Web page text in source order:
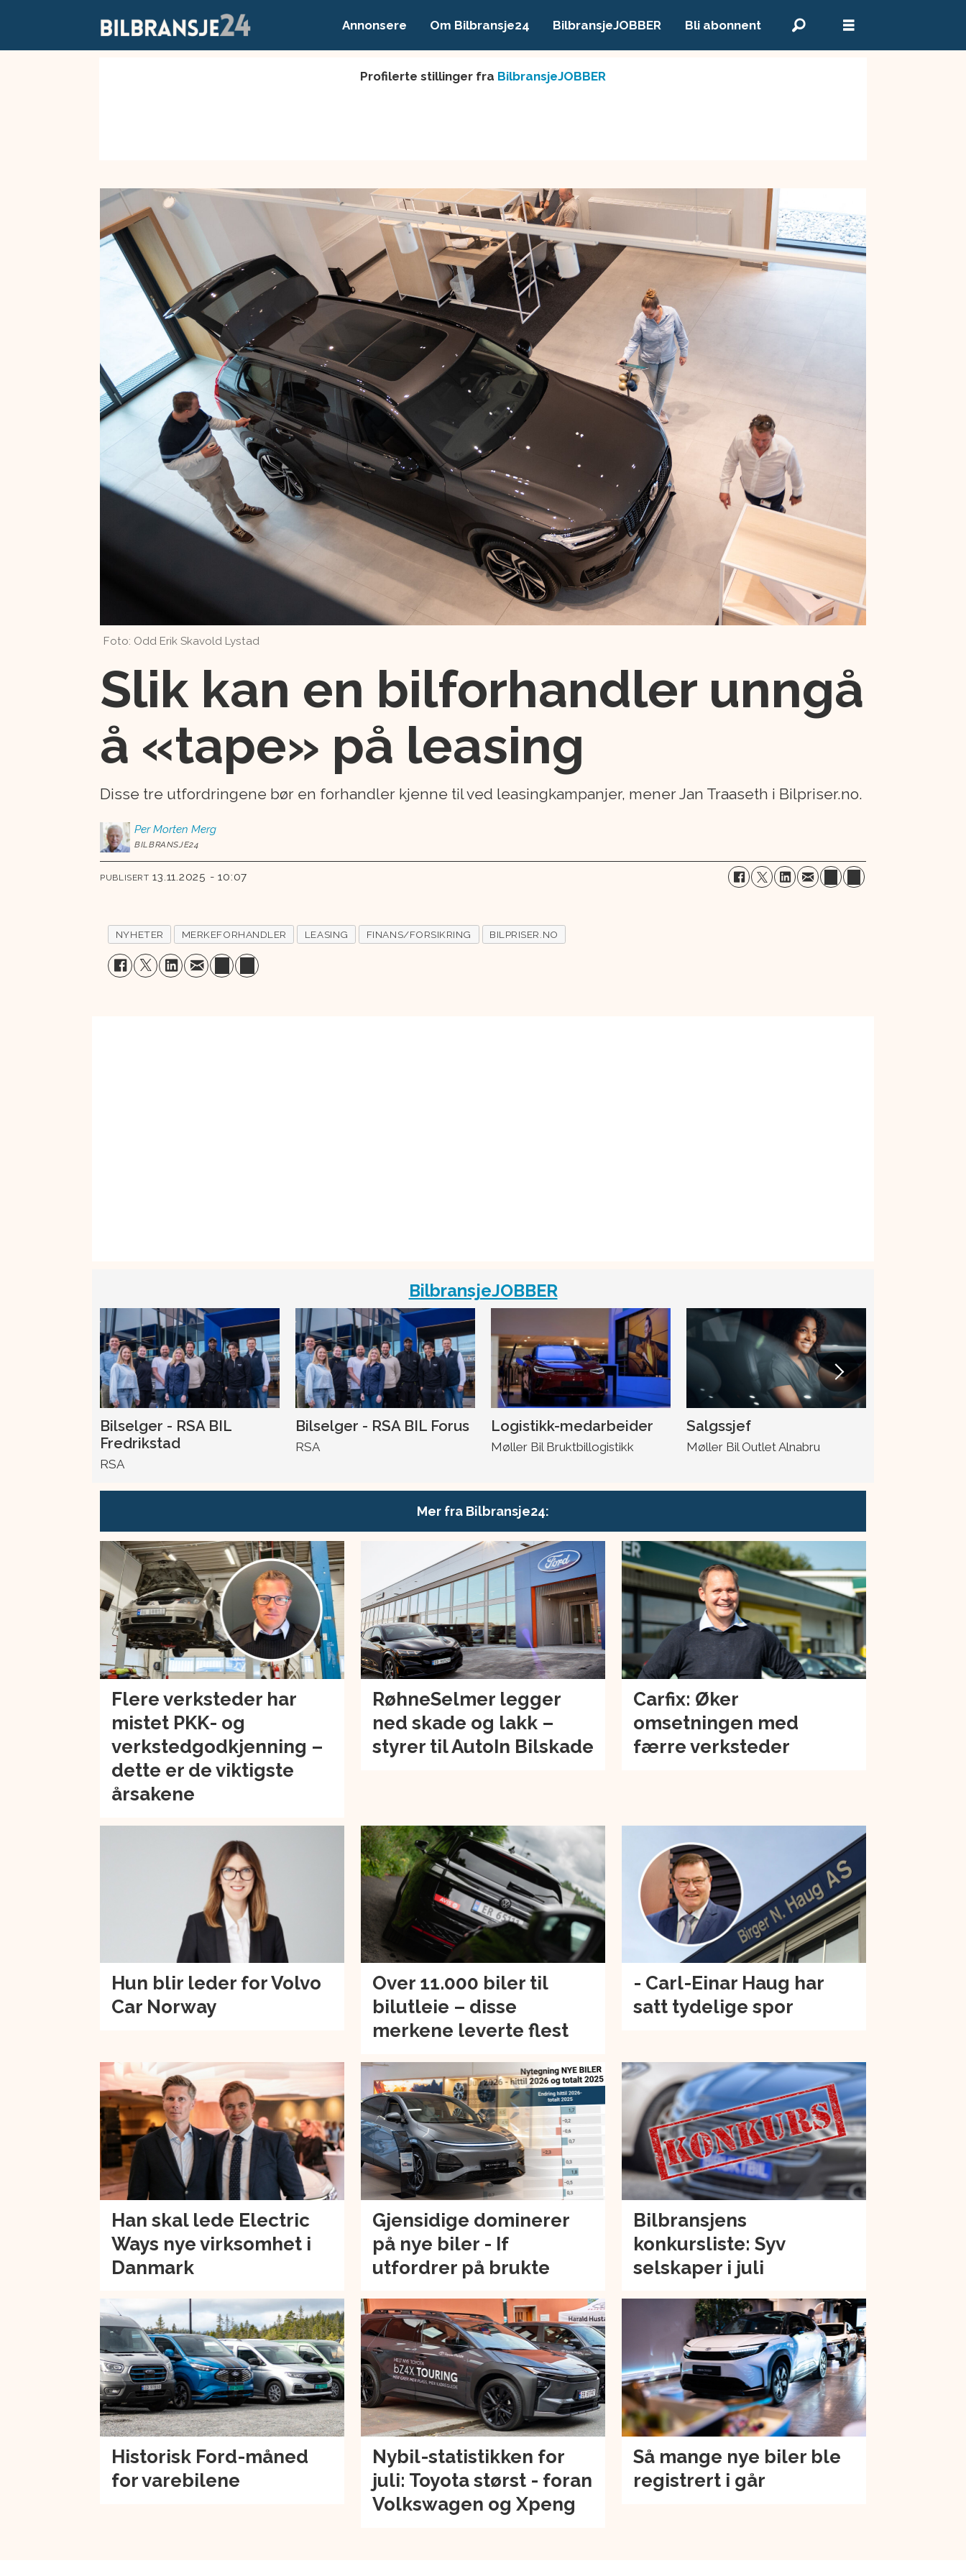
Annonsere Om Bilbransje24 BilbransjeJOBBER Bli abonnent
Profilerte stillinger fra BilbransjeJOBBER
Foto: Odd Erik Skavold Lystad
Slik kan en bilforhandler unngå
å «tape» på leasing
Disse tre utfordringene bør en forhandler kjenne til ved leasingkampanjer, mener Jan Traaseth i Bilpriser.no.
Per Morten Merg
BILBRANSJE24
PUBLISERT 13.11.2025 - 10:07
NYHETER MERKEFORHANDLER LEASING FINANS/FORSIKRING BILPRISER.NO
BilbransjeJOBBER
Bilselger - RSA BIL
Fredrikstad
RSA
Bilselger - RSA BIL Forus
RSA
Logistikk-medarbeider
Møller Bil Bruktbillogistikk
Salgssjef
Møller Bil Outlet Alnabru
Mer fra Bilbransje24:
Flere verksteder har
mistet PKK- og
verkstedgodkjenning –
dette er de viktigste
årsakene
RøhneSelmer legger
ned skade og lakk –
styrer til AutoIn Bilskade
Carfix: Øker
omsetningen med
færre verksteder
Hun blir leder for Volvo
Car Norway
Over 11.000 biler til
bilutleie – disse
merkene leverte flest
- Carl-Einar Haug har
satt tydelige spor
Han skal lede Electric
Ways nye virksomhet i
Danmark
Gjensidige dominerer
på nye biler - If
utfordrer på brukte
Bilbransjens
konkursliste: Syv
selskaper i juli
Historisk Ford-måned
for varebilene
Nybil-statistikken for
juli: Toyota størst - foran
Volkswagen og Xpeng
Så mange nye biler ble
registrert i går